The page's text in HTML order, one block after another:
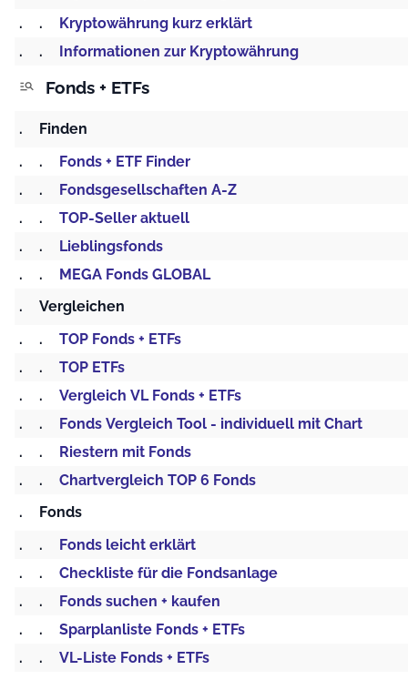
.
.
Kryptowährung kurz erklärt
.
. Informationen zur Kryptowährung
manage_search Fonds + ETFs
.
Finden
.
.
Fonds + ETF Finder
.
.
Fondsgesellschaften A-Z
.
.
TOP-Seller aktuell
.
.
Lieblingsfonds
.
.
MEGA Fonds GLOBAL
.
Vergleichen
.
.
TOP Fonds + ETFs
.
.
TOP ETFs
.
.
Vergleich VL Fonds + ETFs
.
.
Fonds Vergleich Tool - individuell mit Chart
.
.
Riestern mit Fonds
.
.
Chartvergleich TOP 6 Fonds
.
Fonds
.
.
Fonds leicht erklärt
.
.
Checkliste für die Fondsanlage
.
.
Fonds suchen + kaufen
.
.
Sparplanliste Fonds + ETFs
.
.
VL-Liste Fonds + ETFs